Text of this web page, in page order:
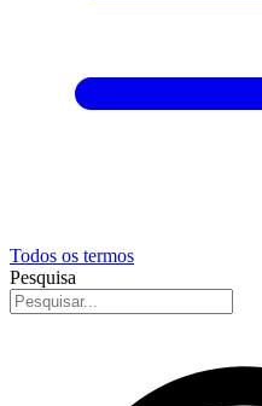
Todos os termos
Pesquisa